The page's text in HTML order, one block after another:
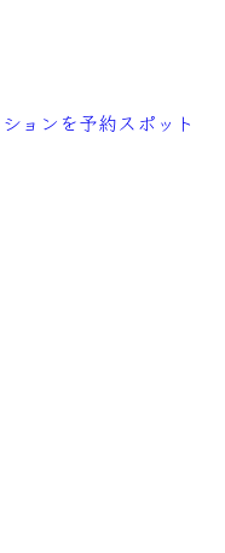
ョンを予約スポット